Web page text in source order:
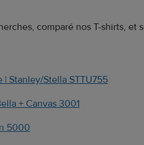
comparé nos T-shirts,
Stanley/Stella STTU755
+ Canvas 3001
5000